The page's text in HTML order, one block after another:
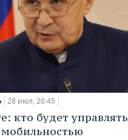
28 июл, 20:45
кто будет управлять